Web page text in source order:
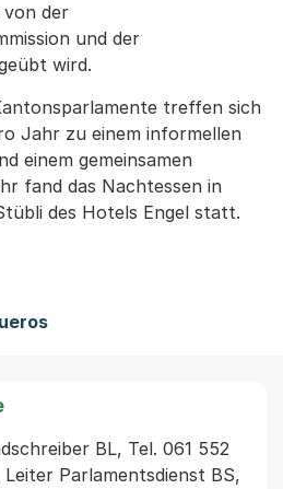
von der
und der
wird.
treffen sich
Jahr zu einem informellen
einem gemeinsamen
fand das Nachtessen in
des Hotels Engel statt.
BL, Tel. 061 552
Parlamentsdienst BS,